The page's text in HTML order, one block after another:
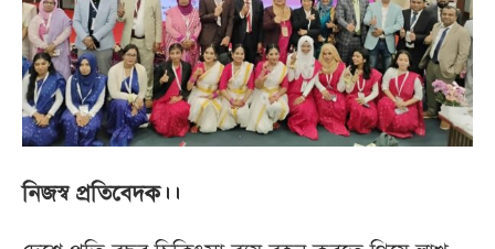
নিজস্ব প্রতিবেদক।।